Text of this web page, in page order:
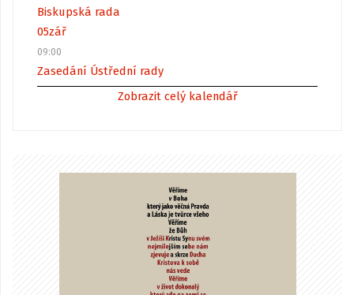
Biskupská rada
05zář
09:00
Zasedání Ústřední rady
Zobrazit celý kalendář